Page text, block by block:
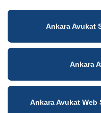
Ankara Avukat
Ankara
Ankara Avukat Web